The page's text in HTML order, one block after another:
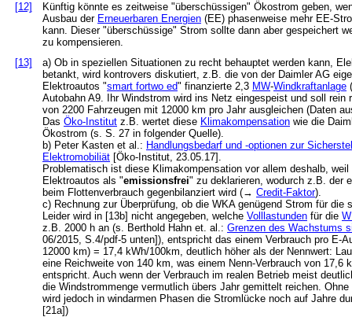
[12]
Künftig könnte es zeitweise "überschüssigen" Ökostrom geben,
Ausbau der Erneuerbaren Energien (EE) phasenweise mehr EE-
kann. Dieser "überschüssige" Strom sollte dann aber gespeichert
zu kompensieren.
[13]
a) Ob in speziellen Situationen zu recht behauptet werden kann,
betankt, wird kontrovers diskutiert, z.B. die von der Daimler AG
Elektroautos "smart fortwo ed" finanzierte 2,3 MW-Windkraftanlage
Autobahn A9. Ihr Windstrom wird ins Netz eingespeist und soll rein
von 2200 Fahrzeugen mit 12000 km pro Jahr ausgleichen (Daten
Das Öko-Institut z.B. wertet diese Klimakompensation wie die
Ökostrom (s. S. 27 in folgender Quelle).
b) Peter Kasten et al.: Handlungsbedarf und -optionen zur
Elektromobiliät [Öko-Institut, 23.05.17].
Problematisch ist diese Klimakompensation vor allem deshalb,
Elektroautos als "emissionsfrei" zu deklarieren, wodurch z.B. der
beim Flottenverbrauch gegenbilanziert wird (→ Credit-Faktor).
c) Rechnung zur Überprüfung, ob die WKA genügend Strom für die
Leider wird in [13b] nicht angegeben, welche Volllastunden für die
z.B. 2000 h an (s. Berthold Hahn et. al.: Grenzen des Wachstums
06/2015, S.4/pdf-5 unten]), entspricht das einem Verbrauch pro E-
12000 km) = 17,4 kWh/100km, deutlich höher als der Nennwert:
eine Reichweite von 140 km, was einem Nenn-Verbrauch von 17,6
entspricht. Auch wenn der Verbrauch im realen Betrieb meist
die Windstrommenge vermutlich übers Jahr gemittelt reichen.
wird jedoch in windarmen Phasen die Stromlücke noch auf Jahre
[21a])